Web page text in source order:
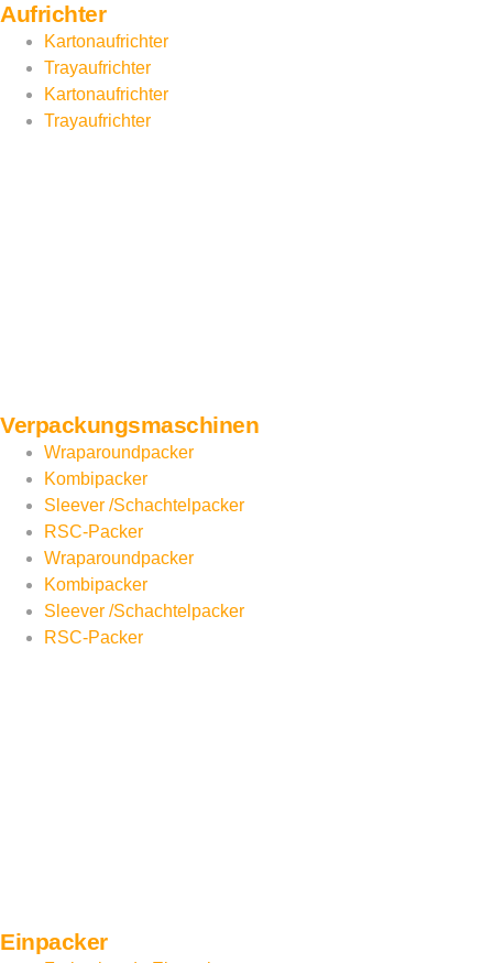
Aufrichter
Kartonaufrichter
Trayaufrichter
Kartonaufrichter
Trayaufrichter
Verpackungs­maschinen
Wraparoundpacker
Kombipacker
Sleever /Schachtelpacker
RSC-Packer
Wraparoundpacker
Kombipacker
Sleever /Schachtelpacker
RSC-Packer
Einpacker